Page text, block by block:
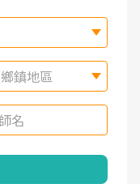
鄉鎮地區